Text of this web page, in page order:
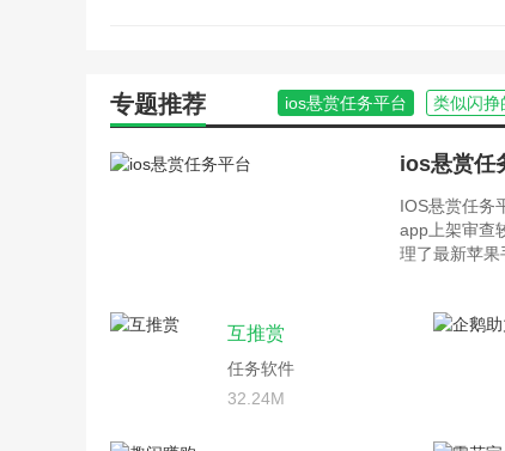
专题推荐 ios悬赏任务平台 类似闪挣
ios悬赏任
IOS悬赏任务
app上架审查
理了最新苹果
互推赏
任务软件
32.24M